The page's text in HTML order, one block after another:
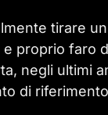
tirare
proprio faro
negli ultimi
di